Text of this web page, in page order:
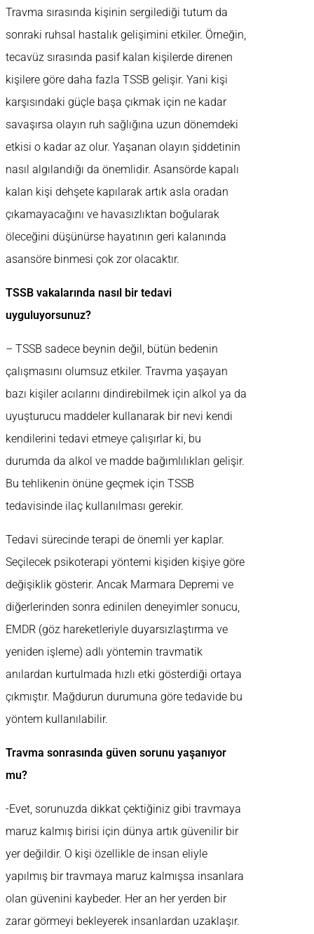
Travma sırasında kişinin sergilediği tutum da
sonraki ruhsal hastalık gelişimini etkiler. Örneğin,
tecavüz sırasında pasif kalan kişilerde direnen
kişilere göre daha fazla TSSB gelişir. Yani kişi
karşısındaki güçle başa çıkmak için ne kadar
savaşırsa olayın ruh sağlığına uzun dönemdeki
etkisi o kadar az olur. Yaşanan olayın şiddetinin
nasıl algılandığı da önemlidir. Asansörde kapalı
kalan kişi dehşete kapılarak artık asla oradan
çıkamayacağını ve havasızlıktan boğularak
öleceğini düşünürse hayatının geri kalanında
asansöre binmesi çok zor olacaktır.
TSSB vakalarında nasıl bir tedavi
uyguluyorsunuz?
– TSSB sadece beynin değil, bütün bedenin
çalışmasını olumsuz etkiler. Travma yaşayan
bazı kişiler acılarını dindirebilmek için alkol ya da
uyuşturucu maddeler kullanarak bir nevi kendi
kendilerini tedavi etmeye çalışırlar ki, bu
durumda da alkol ve madde bağımlılıkları gelişir.
Bu tehlikenin önüne geçmek için TSSB
tedavisinde ilaç kullanılması gerekir.
Tedavi sürecinde terapi de önemli yer kaplar.
Seçilecek psikoterapi yöntemi kişiden kişiye göre
değişiklik gösterir. Ancak Marmara Depremi ve
diğerlerinden sonra edinilen deneyimler sonucu,
EMDR (göz hareketleriyle duyarsızlaştırma ve
yeniden işleme) adlı yöntemin travmatik
anılardan kurtulmada hızlı etki gösterdiği ortaya
çıkmıştır. Mağdurun durumuna göre tedavide bu
yöntem kullanılabilir.
Travma sonrasında güven sorunu yaşanıyor
mu?
-Evet, sorunuzda dikkat çektiğiniz gibi travmaya
maruz kalmış birisi için dünya artık güvenilir bir
yer değildir. O kişi özellikle de insan eliyle
yapılmış bir travmaya maruz kalmışsa insanlara
olan güvenini kaybeder. Her an her yerden bir
zarar görmeyi bekleyerek insanlardan uzaklaşır.